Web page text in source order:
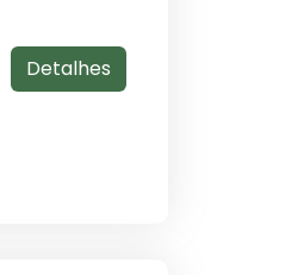
Detalhes